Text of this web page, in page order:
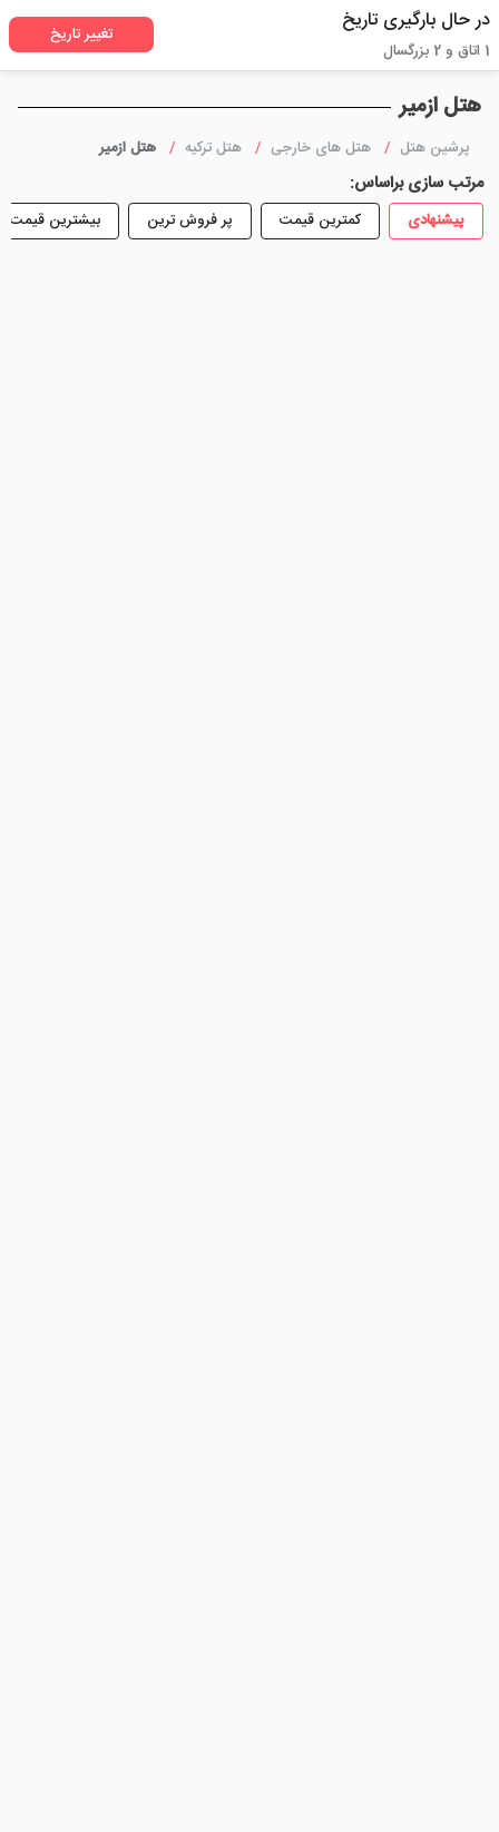
هتل ازمیر
پرشین هتل هتل های خارجی هتل ترکیه هتل ازمیر
مرتب سازی براساس:
پیشنهادی کمترین قیمت پر فروش ترین بیشترین قیمت
در حال بارگیری تاریخ
1 اتاق و 2 بزرگسال
تغییر تاریخ